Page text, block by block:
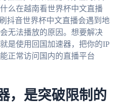
么在越南看世界杯中文直播
抖音世界杯中文直播会遇到地
无法播放的原因。想要解决
是使用回国加速器，把你的IP
正常访问国内的直播平台
，是突破限制的